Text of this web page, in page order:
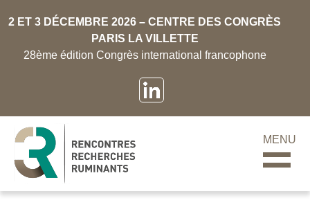
2 ET 3 DÉCEMBRE 2026 – CENTRE DES CONGRÈS
PARIS LA VILLETTE
28ème édition Congrès international francophone
MENU